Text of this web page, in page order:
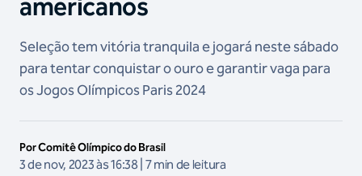
americanos
Seleção tem vitória tranquila e jogará neste sábado
para tentar conquistar o ouro e garantir vaga para
os Jogos Olímpicos Paris 2024
Por Comitê Olímpico do Brasil
3 de nov, 2023 às 16:38 | 7 min de leitura